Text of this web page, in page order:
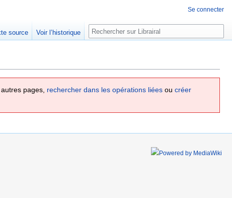
pages, rechercher dans les opérations liées ou créer
Se connecter
source Voir l’historique Rechercher